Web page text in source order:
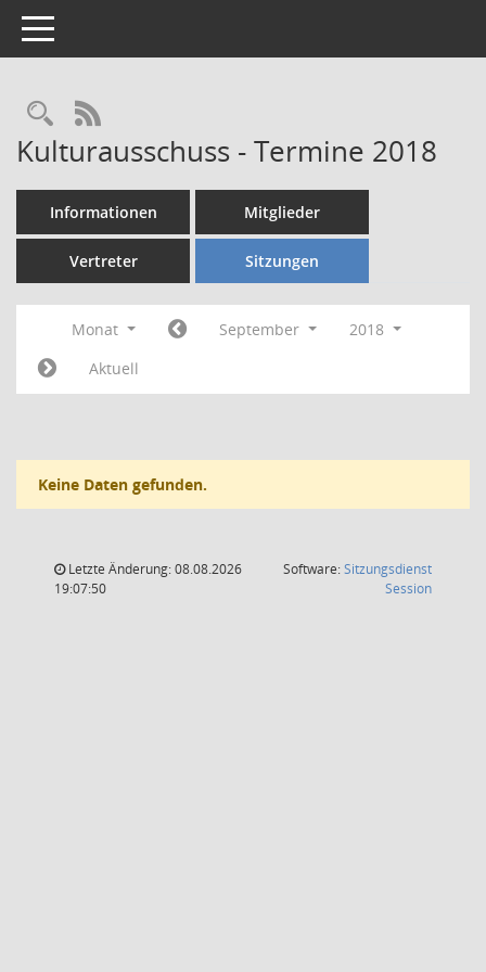
Toggle navigation
Rechercheauswahl
RSS-Feed
Kulturausschuss - Termine 2018
Informationen Mitglieder
Vertreter Sitzungen
Monat September
2018
Aktuell
Keine Daten gefunden.
Letzte Änderung: 08.08.2026
19:07:50
Software:Sitzungsdienst
Session(Wird in